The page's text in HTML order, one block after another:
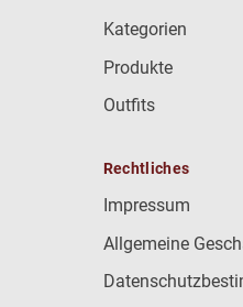
Kategorien
Produkte
Outfits
Rechtliches
Impressum
Allgemeine